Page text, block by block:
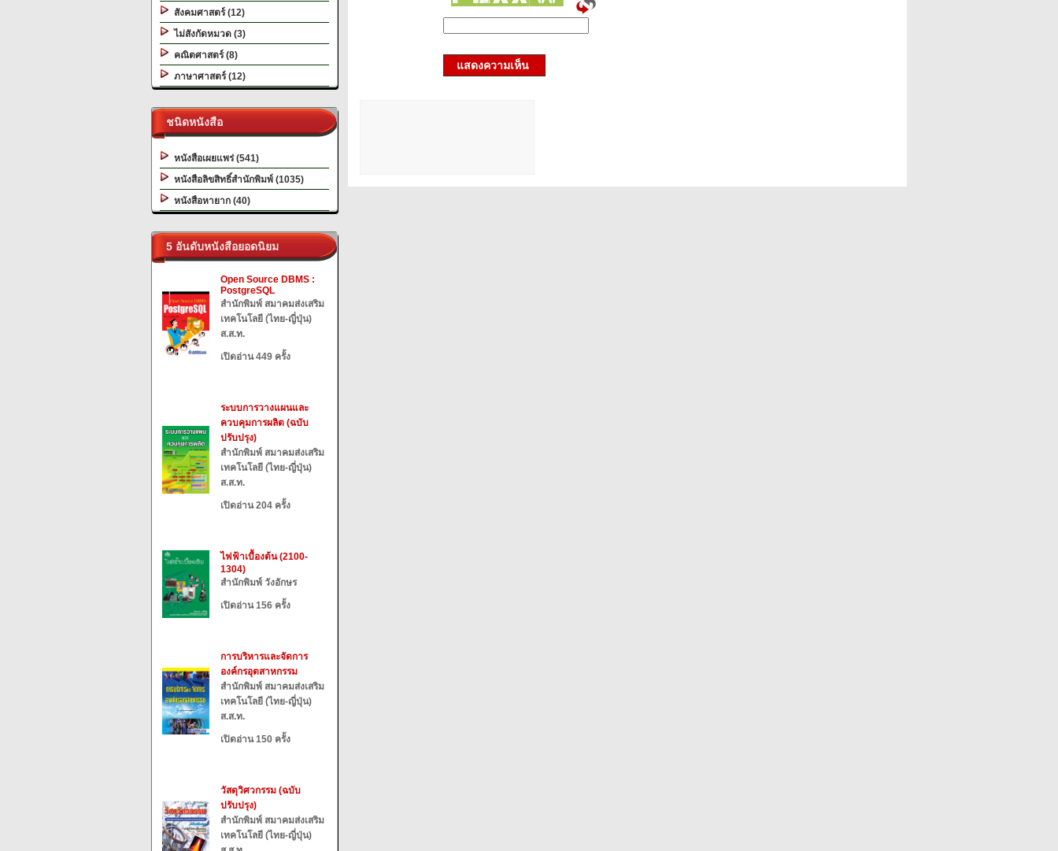
สังคมศาสตร์ (12)
ไม่สังกัดหมวด (3)
คณิตศาสตร์ (8)
ภาษาศาสตร์ (12)
ชนิดหนังสือ
หนังสือเผยแพร่ (541)
หนังสือลิขสิทธิ์สำนักพิมพ์ (1035)
หนังสือหายาก (40)
5 อันดับหนังสือยอดนิยม
Open Source DBMS :
PostgreSQL
สำนักพิมพ์ สมาคมส่งเสริม
เทคโนโลยี (ไทย-ญี่ปุ่น)
ส.ส.ท.
เปิดอ่าน 449 ครั้ง
ระบบการวางแผนและ
ควบคุมการผลิต (ฉบับ
ปรับปรุง)
สำนักพิมพ์ สมาคมส่งเสริม
เทคโนโลยี (ไทย-ญี่ปุ่น)
ส.ส.ท.
เปิดอ่าน 204 ครั้ง
ไฟฟ้าเบื้องต้น (2100-
1304)
สำนักพิมพ์ วังอักษร
เปิดอ่าน 156 ครั้ง
การบริหารและจัดการ
องค์กรอุตสาหกรรม
สำนักพิมพ์ สมาคมส่งเสริม
เทคโนโลยี (ไทย-ญี่ปุ่น)
ส.ส.ท.
เปิดอ่าน 150 ครั้ง
วัสดุวิศวกรรม (ฉบับ
ปรับปรุง)
สำนักพิมพ์ สมาคมส่งเสริม
เทคโนโลยี (ไทย-ญี่ปุ่น)
แสดงความเห็น